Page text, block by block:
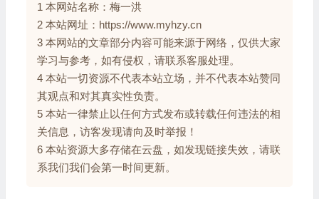
1 本网站名称：梅一洪
2 本站网址：https://www.myhzy.cn
3 本网站的文章部分内容可能来源于网络，仅供大家
学习与参考，如有侵权，请联系客服处理。
4 本站一切资源不代表本站立场，并不代表本站赞同
其观点和对其真实性负责。
5 本站一律禁止以任何方式发布或转载任何违法的相
关信息，访客发现请向及时举报！
6 本站资源大多存储在云盘，如发现链接失效，请联
系我们我们会第一时间更新。